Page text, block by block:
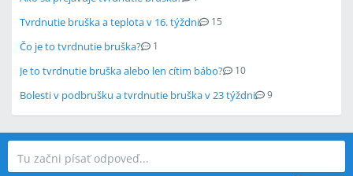
Tvrdnutie bruška a teplota v 16. týždni 15
Čo je to tvrdnutie bruška? 1
Je to tvrdnutie bruška alebo len cítim bábo? 10
Bolesti v podbrušku a tvrdnutie bruška v 23 týždni 9